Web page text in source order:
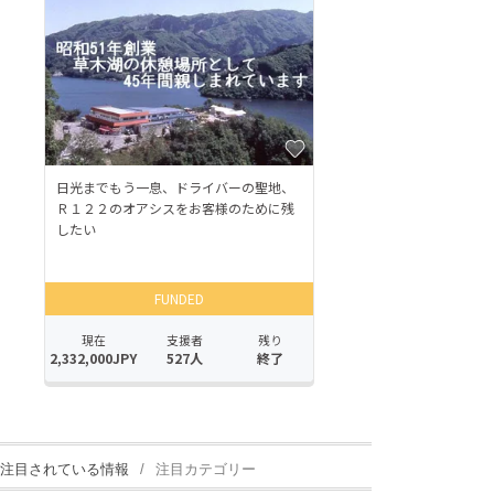
目されている情報 注目カテゴリー